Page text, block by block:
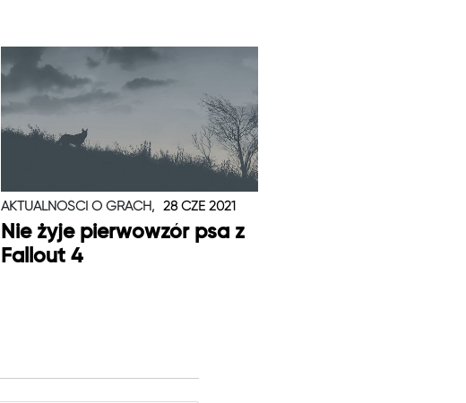
AKTUALNOŚCI O GRACH, 28 CZE 2021
Nie żyje pierwowzór psa z
Fallout 4